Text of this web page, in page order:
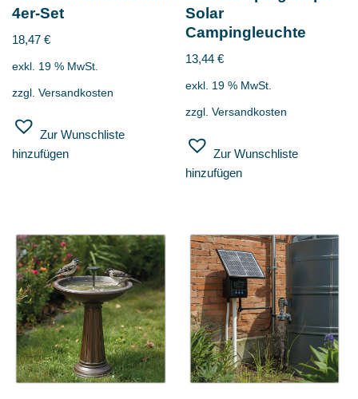
4er-Set
18,47 €
exkl. 19 % MwSt.
zzgl. Versandkosten
Zur Wunschliste
hinzufügen
Solar
Campingleuchte
13,44€
exkl. 19 % MwSt.
zzgl.Versandkosten
Zur Wunschliste
hinzufügen